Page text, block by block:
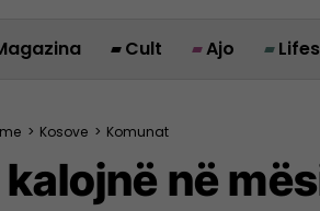
Cult Ajo
> Kosove > Komunat
në